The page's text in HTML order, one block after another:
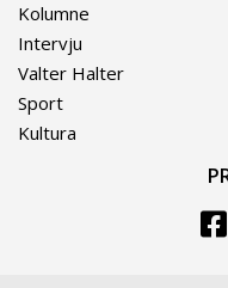
Kolumne
Intervju
Valter Halter
Sport
Kultura